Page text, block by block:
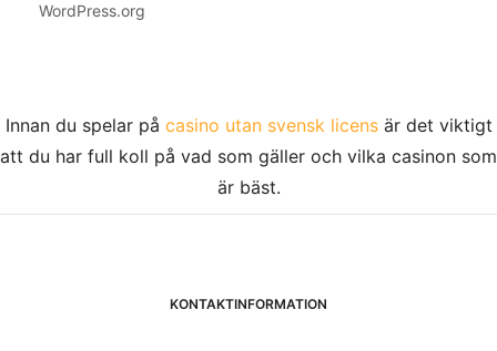
WordPress.org
Innan du spelar på casino utan svensk licensär det viktigt
att du har full koll på vad som gäller och vilka casinon som
är bäst.
KONTAKTINFORMATION